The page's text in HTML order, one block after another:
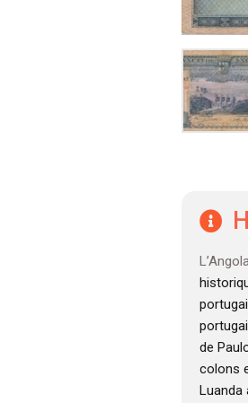
de
colons